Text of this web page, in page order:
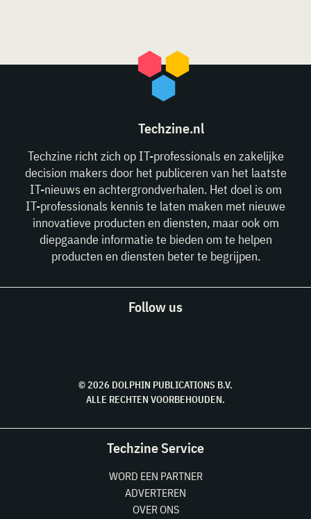
Techzine.nl
Techzine richt zich op IT-professionals en zakelijke
decision makers door het publiceren van het laatste
IT-nieuws en achtergrondverhalen. Het doel is om
IT-professionals kennis te laten maken met nieuwe
innovatieve producten en diensten, maar ook om
diepgaande informatie te bieden om te helpen
producten en diensten beter te begrijpen.
Follow us
© 2026 DOLPHIN PUBLICATIONS B.V.
ALLE RECHTEN VOORBEHOUDEN.
Techzine Service
WORD EEN PARTNER
ADVERTEREN
OVER ONS